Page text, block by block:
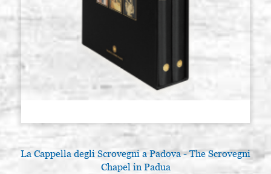
La Cappella degli Scrovegni a Padova - The Scrovegni
Chapel in Padua